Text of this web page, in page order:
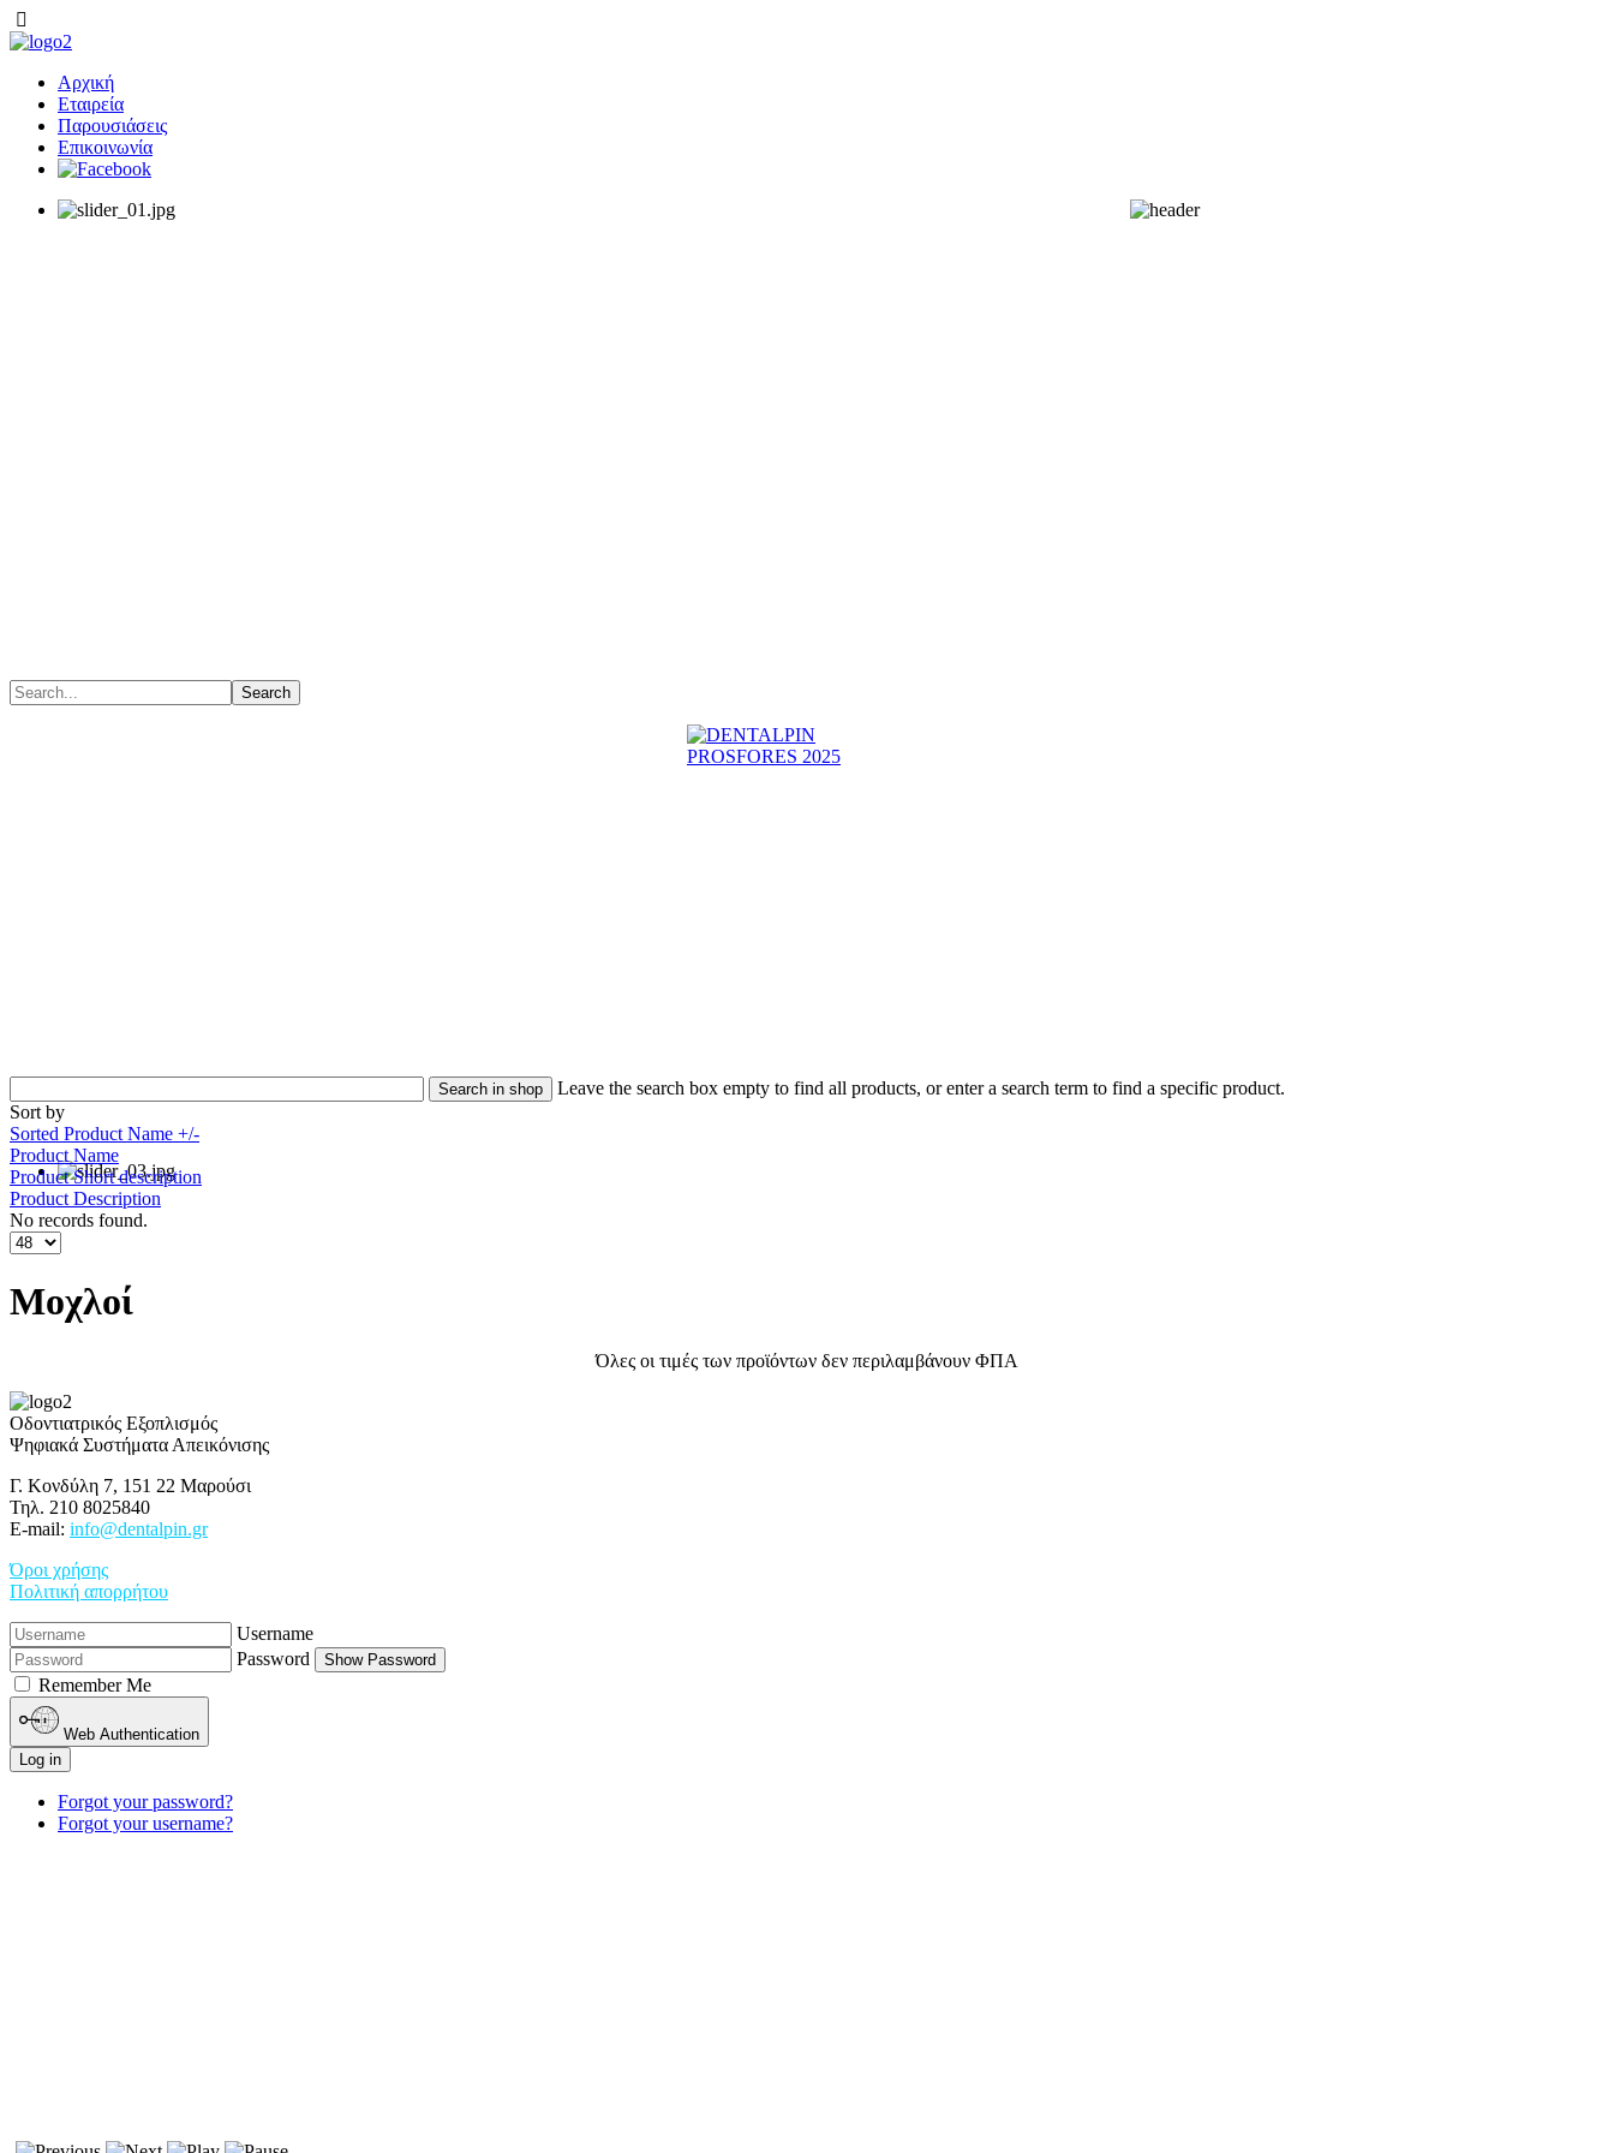
Αρχική
Εταιρεία
Παρουσιάσεις
Επικοινωνία
Leave the search box empty to find all products, or enter a search term to find a specific product.
Sort by
Sorted Product Name +/-
Product Name
Product Short description
Product Description
No records found.
Μοχλοί
Όλες οι τιμές των προϊόντων δεν περιλαμβάνουν ΦΠΑ
Οδοντιατρικός Εξοπλισμός
Ψηφιακά Συστήματα Απεικόνισης
Γ. Κονδύλη 7, 151 22 Μαρούσι
Τηλ. 210 8025840
E-mail: info@dentalpin.gr
Όροι χρήσης
Πολιτική απορρήτου
Username
Password
Show Password
Remember Me
Web Authentication
Log in
Forgot your password?
Forgot your username?